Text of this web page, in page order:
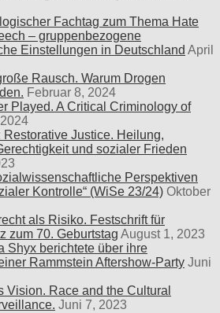
Fachtag zum Thema Hate
– gruppenbezogene
Einstellungen in Deutschland April
Rausch. Warum Drogen
Februar 8, 2024
Played. A Critical Criminology of
Restorative Justice. Heilung,
und sozialer Frieden
Perspektiven
Kontrolle“ (WiSe 23/24) Oktober
als Risiko. Festschrift für
zum 70. Geburtstag August 1, 2023
Shyx berichtete über ihre
Rammstein Aftershow-Party Juni
Vision. Race and the Cultural
Juni 7, 2023